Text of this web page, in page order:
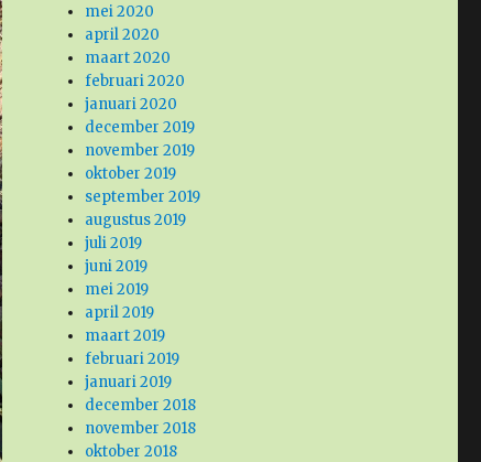
mei 2020
april 2020
maart 2020
februari 2020
januari 2020
december 2019
november 2019
oktober 2019
september 2019
augustus 2019
juli 2019
juni 2019
mei 2019
april 2019
maart 2019
februari 2019
januari 2019
december 2018
november 2018
oktober 2018